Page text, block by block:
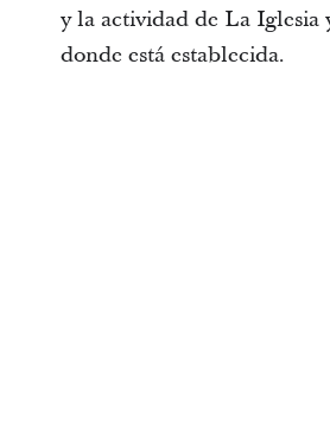
y la actividad de La Iglesia
donde está establecida.